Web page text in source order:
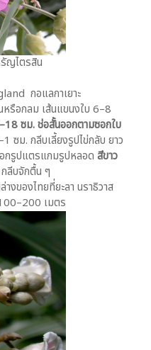
ญไตรสิน
กอแลกาเยาะ
หรือกลม เส้นแขนงใบ 6–8
ซม. ช่อสั้นออกตามซอกใบ
ซม. กลีบเลี้ยงรูปไข่กลับ ยาว
กรูปแตรแกมรูปหลอด สีขาว
ลีบจักตื้น ๆ
งของไทยที่ยะลา นราธิวาส
เมตร